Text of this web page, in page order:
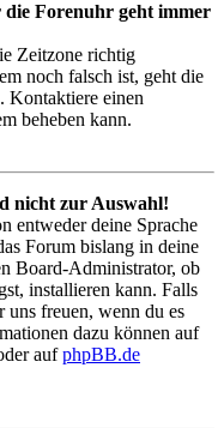
die Forenuhr geht immer
Zeitzone richtig
noch falsch ist, geht die
Kontaktiere einen
beheben kann.
nicht zur Auswahl!
entweder deine Sprache
Forum bislang in deine
Board-Administrator, ob
installieren kann. Falls
freuen, wenn du es
dazu können auf
aufphpBB.de